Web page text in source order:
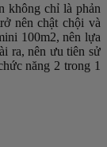
không chỉ là phản
nên chật chội và
100m2, nên lựa
ra, nên ưu tiên sử
năng 2 trong 1